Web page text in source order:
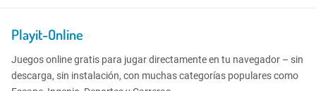
Playit-Online
Juegos online gratis para jugar directamente en tu navegador – sin
descarga, sin instalación, con muchas categorías populares como